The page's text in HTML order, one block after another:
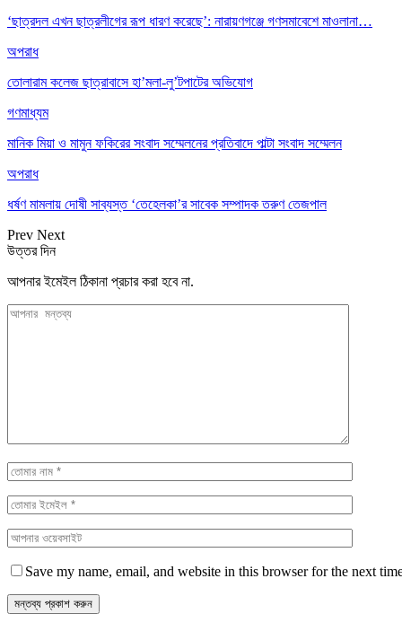
‘ছাত্রদল এখন ছাত্রলীগের রূপ ধারণ করেছে’: নারায়ণগঞ্জে গণসমাবেশে মাওলানা…
অপরাধ
তোলারাম কলেজ ছাত্রাবাসে হা’মলা-লু’টপাটের অভিযোগ
গণমাধ্যম
মানিক মিয়া ও মামুন ফকিরের সংবাদ সম্মেলনের প্রতিবাদে পাল্টা সংবাদ সম্মেলন
অপরাধ
ধর্ষণ মামলায় দোষী সাব্যস্ত ‘তেহেলকা’র সাবেক সম্পাদক তরুণ তেজপাল
Prev Next
উত্তর দিন
আপনার ইমেইল ঠিকানা প্রচার করা হবে না.
Save my name, email, and website in this browser for the next